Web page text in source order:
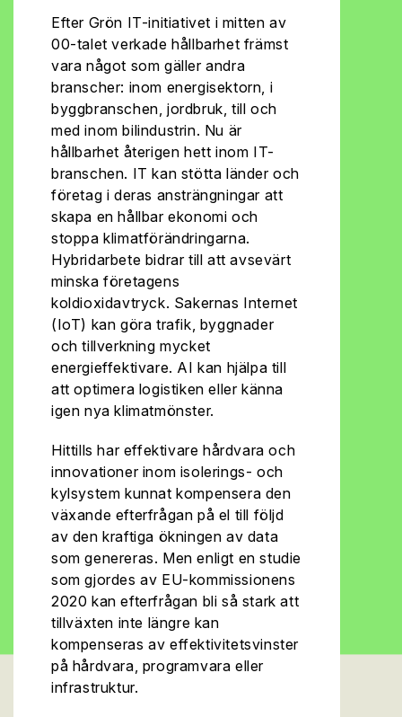
Efter Grön IT-initiativet i mitten av
00-talet verkade hållbarhet främst
vara något som gäller andra
branscher: inom energisektorn, i
byggbranschen, jordbruk, till och
med inom bilindustrin. Nu är
hållbarhet återigen hett inom IT-
branschen. IT kan stötta länder och
företag i deras ansträngningar att
skapa en hållbar ekonomi och
stoppa klimatförändringarna.
Hybridarbete bidrar till att avsevärt
minska företagens
koldioxidavtryck. Sakernas Internet
(IoT) kan göra trafik, byggnader
och tillverkning mycket
energieffektivare. AI kan hjälpa till
att optimera logistiken eller känna
igen nya klimatmönster.
Hittills har effektivare hårdvara och
innovationer inom isolerings- och
kylsystem kunnat kompensera den
växande efterfrågan på el till följd
av den kraftiga ökningen av data
som genereras. Men enligt en studie
som gjordes av EU-kommissionens
2020 kan efterfrågan bli så stark att
tillväxten inte längre kan
kompenseras av effektivitetsvinster
på hårdvara, programvara eller
infrastruktur.